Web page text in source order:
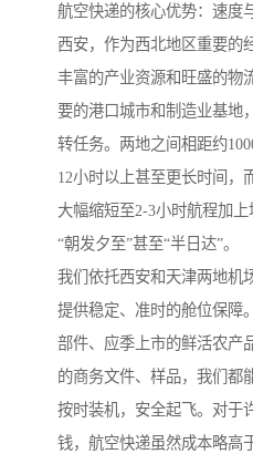
航空快递的核心优势：速度
西安，作为西北地区重要的
丰富的产业资源和旺盛的物
要的港口城市和制造业基地
转任务。两地之间相距约
12小时以上甚至更长时间，
大幅缩短至2-3小时航程加
“朝发夕至”甚至“半日达”。
我们依托西安和天津两地机
提供稳定、准时的舱位保障
部件、应季上市的鲜活农产
的商务文件、样品，我们都
按时装机，安全起飞。对于
钱，航空快递虽然成本略高